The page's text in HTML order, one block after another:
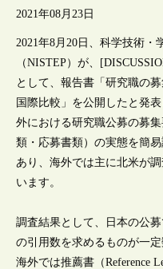
2021年08月23日
2021年8月20日、科学技術・
（NISTEP）が、
として、報告書「研究職の
国際比較」を公開したと発
外における研究職公募の募
類・応募書類）の実態を簡
あり、海外では主に北米が
います。
調査結果として、日本の公
の引用数を求めるものが一定
海外では推薦書（Reference